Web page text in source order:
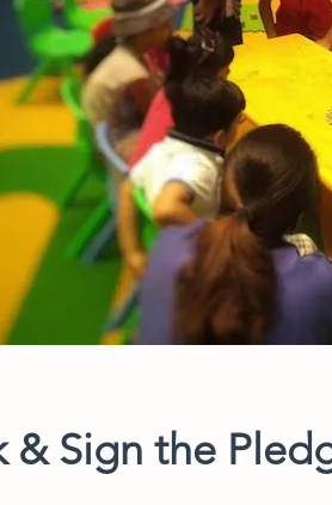
Sign the